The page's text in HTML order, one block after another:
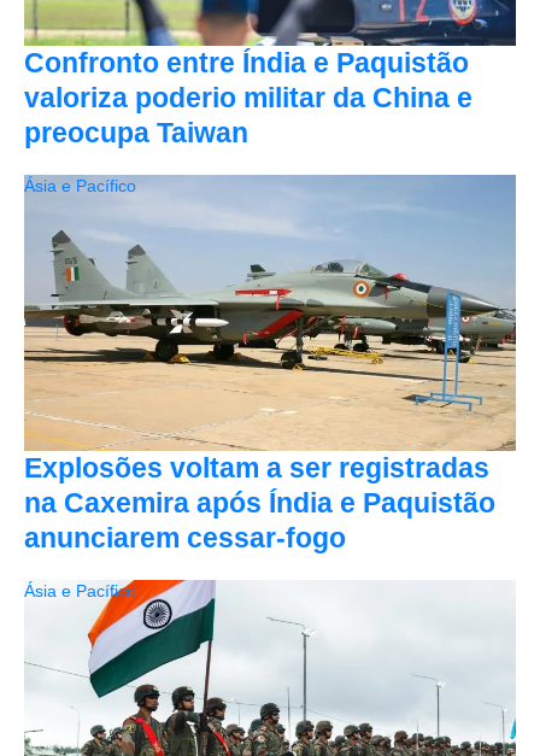
Confronto entre Índia e Paquistão
valoriza poderio militar da China e
preocupa Taiwan
Explosões voltam a ser registradas
na Caxemira após Índia e Paquistão
anunciarem cessar-fogo
Ásia e Pacífico
Ásia e Pacífico